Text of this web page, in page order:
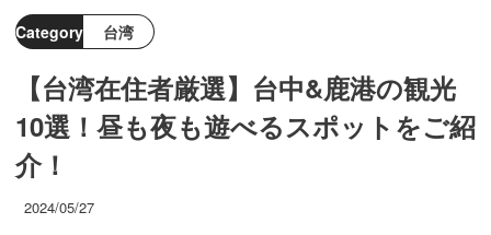
Category 台湾
【台湾在住者厳選】台中&鹿港の観光
10選！昼も夜も遊べるスポットをご紹
介！
2024/05/27